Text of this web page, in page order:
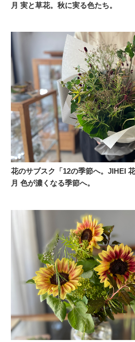
月 実と草花。秋に実る色たち。
花のサブスク「12の季節へ。JIHEI
月 色が濃くなる季節へ。